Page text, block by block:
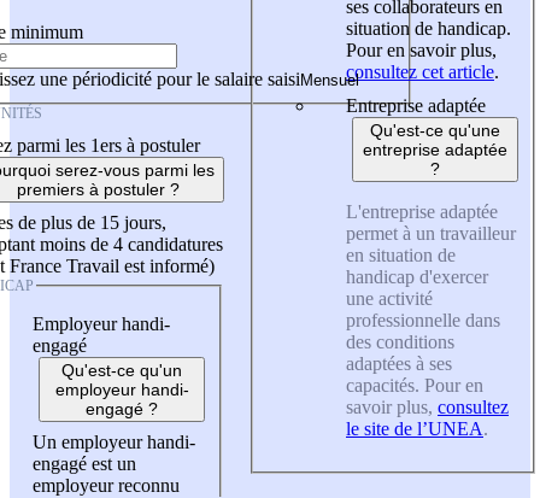
minimum
une périodicité pour le salaire saisi
parmi les 1ers à postuler
serez-vous parmi les
premiers à postuler ?
de plus de 15 jours,
moins de 4 candidatures
France Travail est informé)
Employeur handi-
engagé
Qu'est-ce qu'un
employeur handi-
engagé ?
Un employeur handi-
engagé est un
employeur reconnu
ses collaborateurs en
situation de handicap.
Pour en savoir plus,
consultez cet article.
Entreprise adaptée
Qu'est-ce qu'une
entreprise adaptée
?
L'entreprise adaptée
permet à un travailleur
en situation de
handicap d'exercer
une activité
professionnelle dans
des conditions
adaptées à ses
capacités. Pour en
savoir plus, consultez
le site de l’UNEA.